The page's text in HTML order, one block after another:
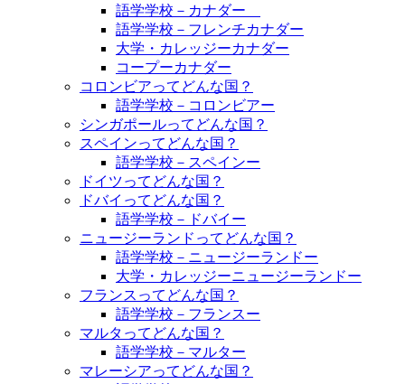
語学学校－カナダー
語学学校－フレンチカナダー
大学・カレッジーカナダー
コープーカナダー
コロンビアってどんな国？
語学学校－コロンビアー
シンガポールってどんな国？
スペインってどんな国？
語学学校－スペインー
ドイツってどんな国？
ドバイってどんな国？
語学学校－ドバイー
ニュージーランドってどんな国？
語学学校－ニュージーランドー
大学・カレッジーニュージーランドー
フランスってどんな国？
語学学校－フランスー
マルタってどんな国？
語学学校－マルター
マレーシアってどんな国？